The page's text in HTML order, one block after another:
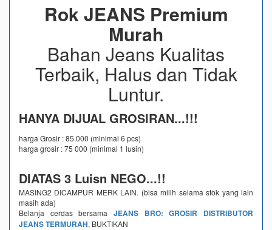
Rok JEANS Premium
Murah
Bahan Jeans Kualitas
Terbaik, Halus dan Tidak
Luntur.
HANYA DIJUAL GROSIRAN...!!!
harga Grosir : 85.000 (minimal 6 pcs)
harga grosir : 75 000 (minimal 1 lusin)
DIATAS 3 Luisn NEGO...!!
MASING2 DICAMPUR MERK LAIN. (bisa milih selama stok yang lain
masih ada)
Belanja cerdas bersama JEANS BRO: GROSIR DISTRIBUTOR
JEANS TERMURAH, BUKTIKAN